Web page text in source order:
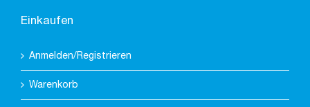
Einkaufen
Anmelden/Registrieren
Warenkorb